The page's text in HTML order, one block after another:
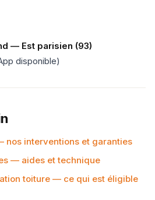
— Est parisien (93)
disponible)
nos interventions et garanties
— aides et technique
toiture — ce qui est éligible